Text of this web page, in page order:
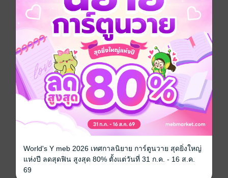
เริ่มจากปัญหาเล็กๆ หยุมหยิมที่ดูเหมือนไร้สาระ
แต่เมื่อสะสมมากๆ เข้า อานุภาพการทำลายกลับยิ่งรุนแรง
ชีวิตคู่ที่เปราะบางก็แตกกระจาย ดังเศษแก้วไร้ค่า
ไม้ผลัดใบ
นวนิยายสะท้อนชะตากรรมแห่งการครองคู่
สร้างเป็น TV Series
สร้างเป็นละครโทรทัศน์ช่อง 3
World's Y meb 2026 เทศกาลนิยาย การ์ตูนวาย สุดยิ่งใหญ่
แห่งปี ลดสุดฟิน สูงสุด 80% ตั้งแต่วันที่ 31 ก.ค. - 16 ส.ค.
69